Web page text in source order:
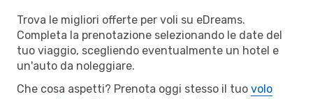
Trova le migliori offerte per voli su eDreams.
Completa la prenotazione selezionando le date del
tuo viaggio, scegliendo eventualmente un hotel e
un'auto da noleggiare.
Che cosa aspetti? Prenota oggi stesso il tuo volo